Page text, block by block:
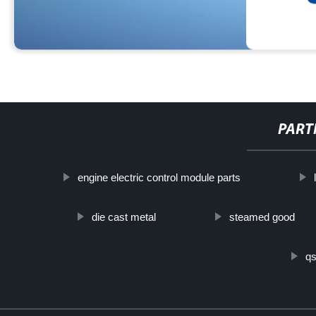
engine electric control module parts
die cast metal steamed good